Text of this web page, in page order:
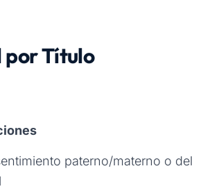
por Título
paterno/materno o del